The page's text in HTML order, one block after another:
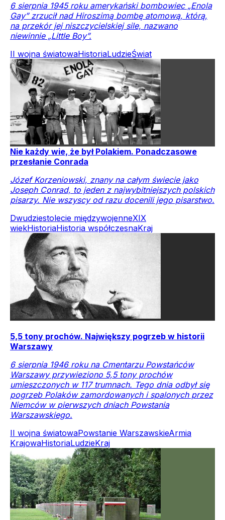
6 sierpnia 1945 roku amerykański bombowiec „Enola
Gay” zrzucił nad Hiroszimą bombę atomową, którą,
na przekór jej niszczycielskiej sile, nazwano
niewinnie „Little Boy”.
II wojna światowaHistoriaLudzieŚwiat
Nie każdy wie, że był Polakiem. Ponadczasowe
przesłanie Conrada
Józef Korzeniowski, znany na całym świecie jako
Joseph Conrad, to jeden z najwybitniejszych polskich
pisarzy. Nie wszyscy od razu docenili jego pisarstwo.
Dwudziestolecie międzywojenneXIX
wiekHistoriaHistoria współczesnaKraj
5,5 tony prochów. Największy pogrzeb w historii
Warszawy
6 sierpnia 1946 roku na Cmentarzu Powstańców
Warszawy przywieziono 5,5 tony prochów
umieszczonych w 117 trumnach. Tego dnia odbył się
pogrzeb Polaków zamordowanych i spalonych przez
Niemców w pierwszych dniach Powstania
Warszawskiego.
II wojna światowaPowstanie WarszawskieArmia
KrajowaHistoriaLudzieKraj